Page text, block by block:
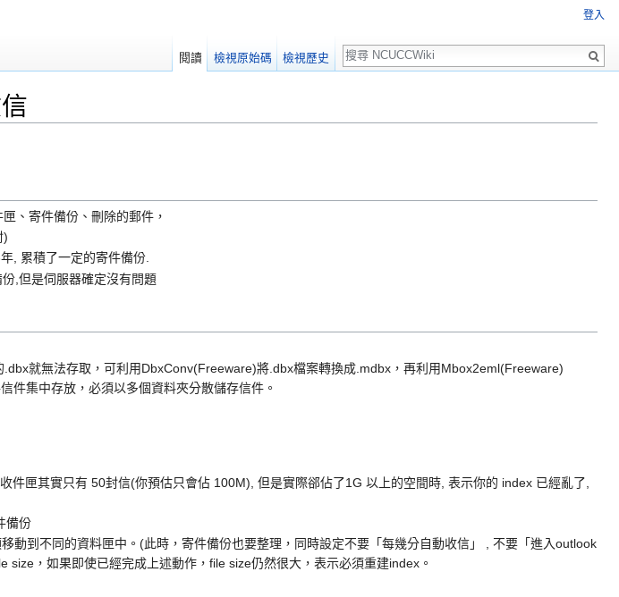
、寄件備份、刪除的郵件，
)
, 累積了一定的寄件備份.
,但是伺服器確定沒有問題
就無法存取，可利用DbxConv(Freeware)將.dbx檔案轉換成.mdbx，再利用Mbox2eml(Freeware)
件集中存放，必須以多個資料夾分散儲存信件。
匣其實只有 50封信(你預估只會佔 100M), 但是實際郤佔了1G 以上的空間時, 表示你的 index 已經亂了,
備份
動到不同的資料匣中。(此時，寄件備份也要整理，同時設定不要「每幾分自動收信」 , 不要「進入outlook
，如果即使已經完成上述動作，file size仍然很大，表示必須重建index。
登入
閱讀 檢視原始碼 檢視歷史
搜
尋